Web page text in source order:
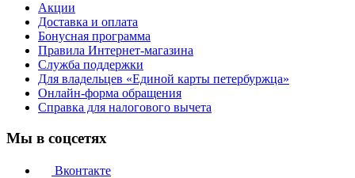
Акции
Доставка и оплата
Бонусная программа
Правила Интернет-магазина
Служба поддержки
Для владельцев «Единой карты петербуржца»
Онлайн-форма обращения
Справка для налогового вычета
Мы в соцсетях
Вконтакте